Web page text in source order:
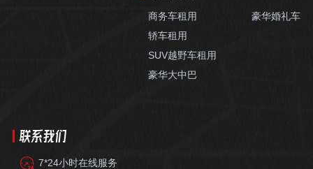
商务车租用
轿车租用
SUV越野车租用
豪华大中巴
豪华婚礼车
联系我们
7*24小时在线服务